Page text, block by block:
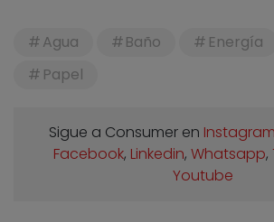
Agua Baño Energía
Papel
Sigue a Consumer en Instagram
Facebook, Linkedin, Whatsapp,
Youtube